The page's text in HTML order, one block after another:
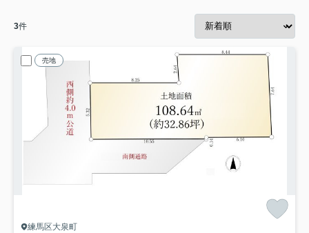
3件
売地
練馬区大泉町